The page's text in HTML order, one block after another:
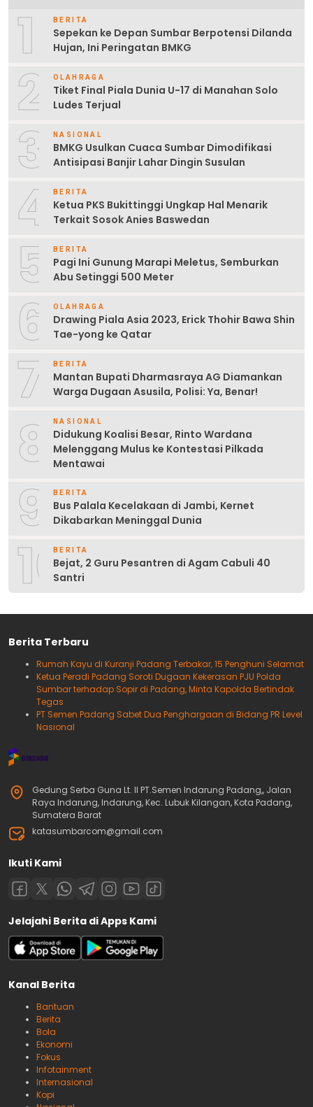
1 BERITA
Sepekan ke Depan Sumbar Berpotensi Dilanda
Hujan, Ini Peringatan BMKG
2 OLAHRAGA
Tiket Final Piala Dunia U-17 di Manahan Solo
Ludes Terjual
3 NASIONAL
BMKG Usulkan Cuaca Sumbar Dimodifikasi
Antisipasi Banjir Lahar Dingin Susulan
4 BERITA
Ketua PKS Bukittinggi Ungkap Hal Menarik
Terkait Sosok Anies Baswedan
5 BERITA
Pagi Ini Gunung Marapi Meletus, Semburkan
Abu Setinggi 500 Meter
6 OLAHRAGA
Drawing Piala Asia 2023, Erick Thohir Bawa Shin
Tae-yong ke Qatar
7 BERITA
Mantan Bupati Dharmasraya AG Diamankan
Warga Dugaan Asusila, Polisi: Ya, Benar!
8 NASIONAL
Didukung Koalisi Besar, Rinto Wardana
Melenggang Mulus ke Kontestasi Pilkada
Mentawai
9 BERITA
Bus Palala Kecelakaan di Jambi, Kernet
Dikabarkan Meninggal Dunia
10BERITA
Bejat, 2 Guru Pesantren di Agam Cabuli 40
Santri
Berita Terbaru
Rumah Kayu di Kuranji Padang Terbakar, 15 Penghuni Selamat
Ketua Peradi Padang Soroti Dugaan Kekerasan PJU Polda
Sumbar terhadap Sopir di Padang, Minta Kapolda Bertindak
Tegas
PT Semen Padang Sabet Dua Penghargaan di Bidang PR Level
Nasional
Gedung Serba Guna Lt. II PT.Semen Indarung Padang,, Jalan
Raya Indarung, Indarung, Kec. Lubuk Kilangan, Kota Padang,
Sumatera Barat
katasumbarcom@gmail.com
Ikuti Kami
Jelajahi Berita di Apps Kami
Kanal Berita
Bantuan
Berita
Bola
Ekonomi
Fokus
Infotainment
Internasional
Kopi